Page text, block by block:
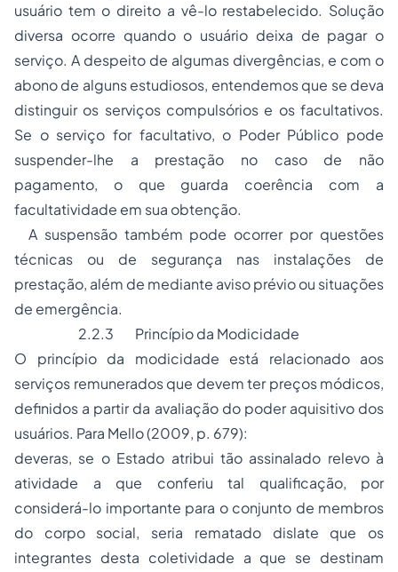
usuário tem o direito a vê-lo restabelecido. Solução
diversa ocorre quando o usuário deixa de pagar o
serviço. A despeito de algumas divergências, e com o
abono de alguns estudiosos, entendemos que se deva
distinguir os serviços compulsórios e os facultativos.
Se o serviço for facultativo, o Poder Público pode
suspender-lhe a prestação no caso de não
pagamento, o que guarda coerência com a
facultatividade em sua obtenção.
A suspensão também pode ocorrer por questões
técnicas ou de segurança nas instalações de
prestação, além de mediante aviso prévio ou situações
de emergência.
2.2.3 Princípio da Modicidade
O princípio da modicidade está relacionado aos
serviços remunerados que devem ter preços módicos,
definidos a partir da avaliação do poder aquisitivo dos
usuários. Para Mello (2009, p. 679):
deveras, se o Estado atribui tão assinalado relevo à
atividade a que conferiu tal qualificação, por
considerá-lo importante para o conjunto de membros
do corpo social, seria rematado dislate que os
integrantes desta coletividade a que se destinam